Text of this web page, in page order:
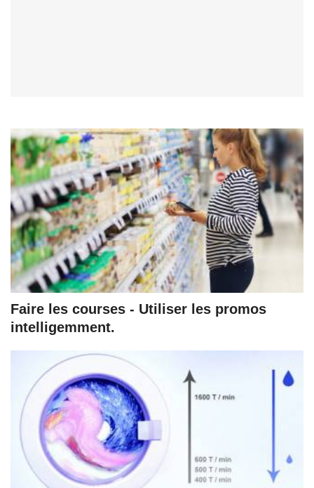
Faire les courses - Utiliser les promos
intelligemment.